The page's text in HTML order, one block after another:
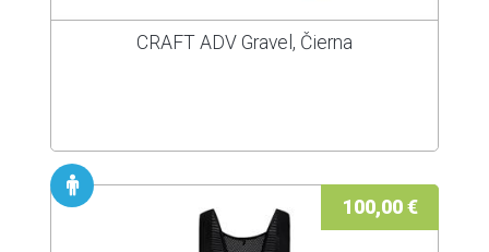
CRAFT ADV Gravel, Čierna
100,00 €